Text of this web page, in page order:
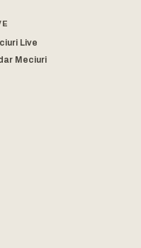
Live
Meciuri